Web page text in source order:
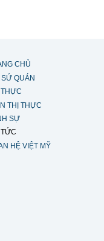
CHỦ
QUÁN
THỊ THỰC
SỰ
HỆ VIỆT MỸ